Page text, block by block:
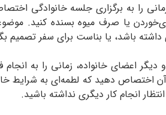
را به برگزاری جلسه خانوادگی
یا صرف میوه بسنده کنید.
باشد، یا بناست برای سفر تصمیم
اعضای خانواده، زمانی را به
دهید که لطمه‌ای به شرایط
انجام کار دیگری نداشته باشید.